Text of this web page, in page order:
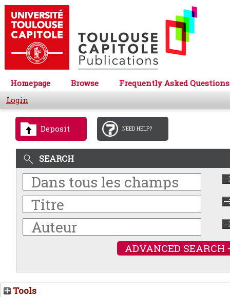
Homepage Browse
Frequently Asked Questions
Login
Deposit NEED HELP?
SEARCH
ADVANCED SEARCH
Tools